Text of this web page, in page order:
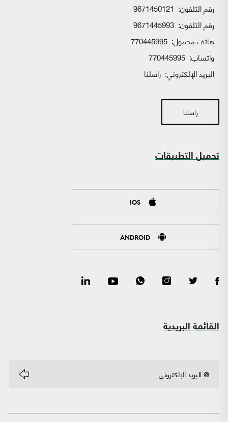
رقم التلفون: 9671450121
رقم التلفون: 9671445993
هاتف محمول: 770445995
واتساب:
البريد الإلكتروني: راسلنا
راسلنا
تحميل التطبيقات
IOS
ANDROID
القائمة البريدية